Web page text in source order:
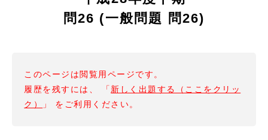
問26 (一般問題 問26)
このページは閲覧用ページです。
履歴を残すには、 「 新しく出題する（ここをクリッ
ク）
」 をご利用ください。